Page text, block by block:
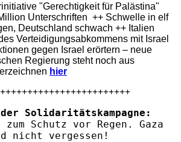
"Gerechtigkeit für Palästina"
Unterschriften ++ Schwelle in elf
Deutschland schwach ++ Italien
Verteidigungsabkommens mit Israel
gegen Israel erörtern – neue
Regierung steht noch aus
hier
der Solidaritätskampagne:
zum Schutz vor Regen. Gaza
nicht vergessen!